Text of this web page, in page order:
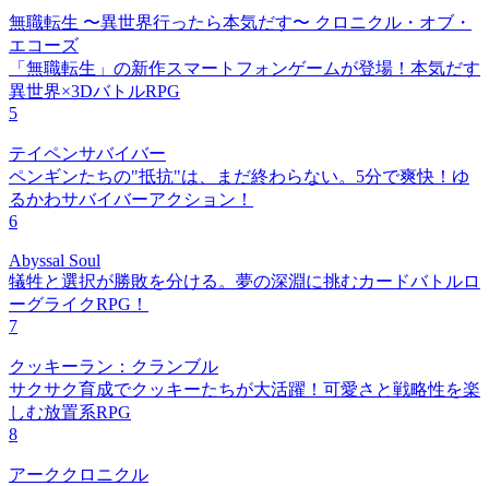
無職転生 〜異世界行ったら本気だす〜 クロニクル・オブ・
エコーズ
「無職転生」の新作スマートフォンゲームが登場！本気だす
異世界×3DバトルRPG
5
テイペンサバイバー
ペンギンたちの"抵抗"は、まだ終わらない。5分で爽快！ゆ
るかわサバイバーアクション！
6
Abyssal Soul
犠牲と選択が勝敗を分ける。夢の深淵に挑むカードバトルロ
ーグライクRPG！
7
クッキーラン：クランブル
サクサク育成でクッキーたちが大活躍！可愛さと戦略性を楽
しむ放置系RPG
8
アーククロニクル